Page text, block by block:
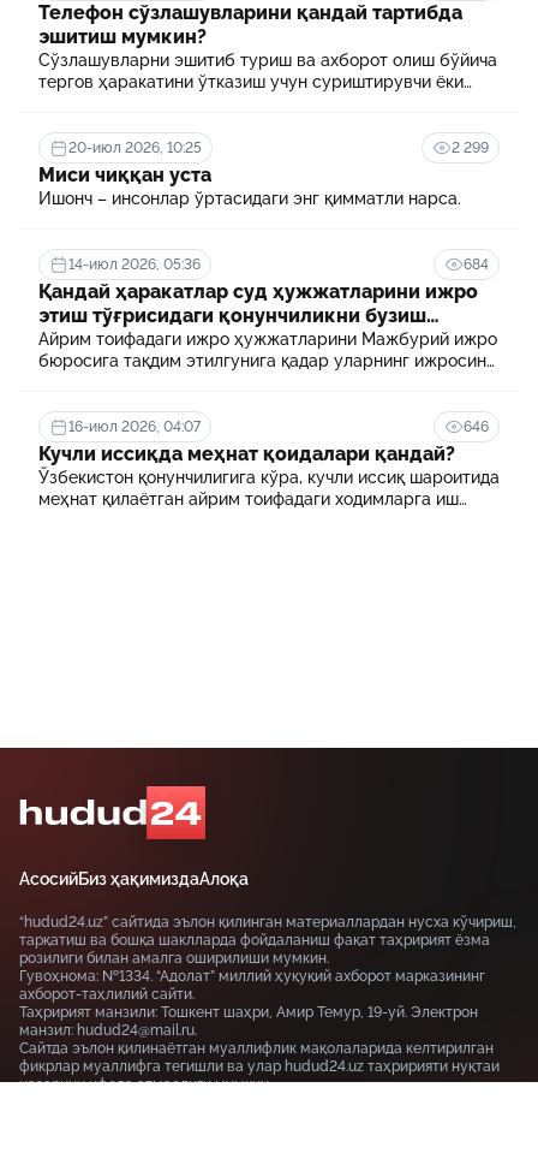
Телефон сўзлашувларини қандай тартибда
эшитиш мумкин?
Сўзлашувларни эшитиб туриш ва ахборот олиш бўйича
тергов ҳаракатини ўтказиш учун суриштирувчи ёки
20-июл 2026, 10:25 2 299
Миси чиққан уста
Ишонч – инсонлар ўртасидаги энг қимматли нарса.
14-июл 2026, 05:36 684
Қандай ҳаракатлар суд ҳужжатларини ижро
этиш тўғрисидаги қонунчиликни бузиш
ҳисобланади? 5 муҳим факт
Айрим тоифадаги ижро ҳужжатларини Мажбурий ижро
бюросига тақдим этилгунига қадар уларнинг ижросини
16-июл 2026, 04:07 646
Кучли иссиқда меҳнат қоидалари қандай?
Ўзбекистон қонунчилигига кўра, кучли иссиқ шароитида
меҳнат қилаётган айрим тоифадаги ходимларга иш
АсосийБиз ҳақимиздаАлоқа
“hudud24.uz” сайтида эълон қилинган материаллардан нусха кўчириш,
тарқатиш ва бошқа шаклларда фойдаланиш фақат таҳририят ёзма
розилиги билан амалга оширилиши мумкин.
Гувоҳнома: №1334. “Адолат” миллий ҳуқуқий ахборот марказининг
ахборот-таҳлилий сайти.
Таҳририят манзили: Тошкент шаҳри, Амир Темур, 19-уй. Электрон
манзил: hudud24@mail.ru.
Сайтда эълон қилинаётган муаллифлик мақолаларида келтирилган
фикрлар муаллифга тегишли ва улар hudud24.uz таҳририяти нуқтаи
назарини ифода этмаслиги мумкин.